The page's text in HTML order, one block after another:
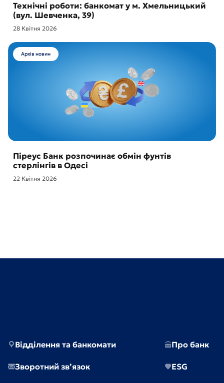
Технічні роботи: банкомат у м. Хмельницький
(вул. Шевченка, 39)
28 Квітня 2026
Архів новин
Піреус Банк розпочинає обмін фунтів
стерлінгів в Одесі
22 Квітня 2026
Відділення та банкомати
Зворотний зв’язок
Про банк
ESG